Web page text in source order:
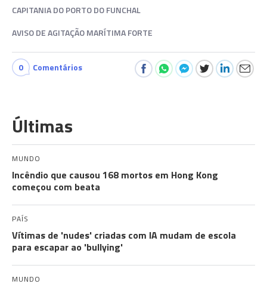
CAPITANIA DO PORTO DO FUNCHAL
AVISO DE AGITAÇÃO MARÍTIMA FORTE
0 Comentários
Últimas
MUNDO
Incêndio que causou 168 mortos em Hong Kong
começou com beata
PAÍS
Vítimas de 'nudes' criadas com IA mudam de escola
para escapar ao 'bullying'
MUNDO